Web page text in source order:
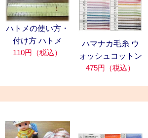
ハトメの使い方・
付け方 ハトメ
110円（税込）
ハマナカ毛糸 ウ
ォッシュコットン
475円（税込）